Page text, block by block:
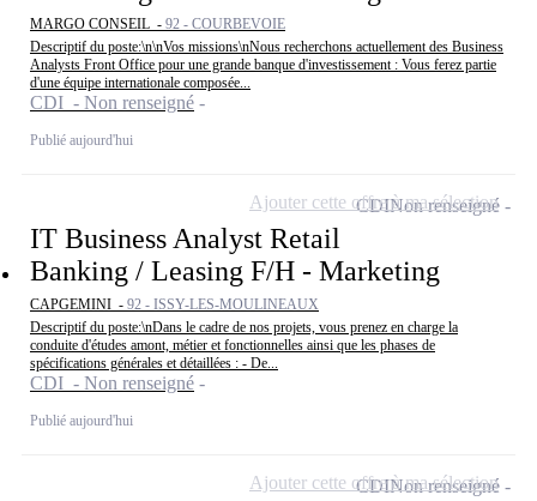
MARGO CONSEIL - 92 - COURBEVOIE
Descriptif du poste:\n\nVos missions\nNous recherchons actuellement des Business
Analysts Front Office pour une grande banque d'investissement : Vous ferez partie
d'une équipe internationale composée...
CDI - Non renseigné
Publié aujourd'hui
IT Business Analyst Retail
Banking / Leasing F/H - Marketing
CAPGEMINI - 92 - ISSY-LES-MOULINEAUX
Descriptif du poste:\nDans le cadre de nos projets, vous prenez en charge la
conduite d'études amont, métier et fonctionnelles ainsi que les phases de
spécifications générales et détaillées : - De...
CDI - Non renseigné
Publié aujourd'hui
CDINon renseigné
Ajouter cette offre à ma sélection
CDINon renseigné
Ajouter cette offre à ma sélection